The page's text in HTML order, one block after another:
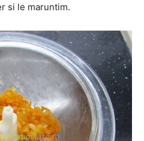
si le maruntim.